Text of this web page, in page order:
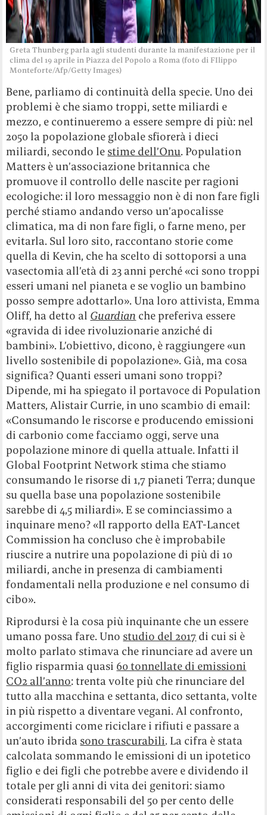
Greta Thunberg parla agli studenti durante la manifestazione per il
clima del 19 aprile in Piazza del Popolo a Roma (foto di FIlippo
Monteforte/Afp/Getty Images)
Bene, parliamo di continuità della specie. Uno dei
problemi è che siamo troppi, sette miliardi e
mezzo, e continueremo a essere sempre di più: nel
2050 la popolazione globale sfiorerà i dieci
miliardi, secondo le stime dell’Onu. Population
Matters è un’associazione britannica che
promuove il controllo delle nascite per ragioni
ecologiche: il loro messaggio non è di non fare figli
perché stiamo andando verso un’apocalisse
climatica, ma di non fare figli, o farne meno, per
evitarla. Sul loro sito, raccontano storie come
quella di Kevin, che ha scelto di sottoporsi a una
vasectomia all’età di 23 anni perché «ci sono troppi
esseri umani nel pianeta e se voglio un bambino
posso sempre adottarlo». Una loro attivista, Emma
Oliff, ha detto al Guardian che preferiva essere
«gravida di idee rivoluzionarie anziché di
bambini». L’obiettivo, dicono, è raggiungere «un
livello sostenibile di popolazione». Già, ma cosa
significa? Quanti esseri umani sono troppi?
Dipende, mi ha spiegato il portavoce di Population
Matters, Alistair Currie, in uno scambio di email:
«Consumando le riscorse e producendo emissioni
di carbonio come facciamo oggi, serve una
popolazione minore di quella attuale. Infatti il
Global Footprint Network stima che stiamo
consumando le risorse di 1,7 pianeti Terra; dunque
su quella base una popolazione sostenibile
sarebbe di 4,5 miliardi». E se cominciassimo a
inquinare meno? «Il rapporto della EAT-Lancet
Commission ha concluso che è improbabile
riuscire a nutrire una popolazione di più di 10
miliardi, anche in presenza di cambiamenti
fondamentali nella produzione e nel consumo di
cibo».
Riprodursi è la cosa più inquinante che un essere
umano possa fare. Uno studio del 2017 di cui si è
molto parlato stimava che rinunciare ad avere un
figlio risparmia quasi 60 tonnellate di emissioni
CO2 all’anno: trenta volte più che rinunciare del
tutto alla macchina e settanta, dico settanta, volte
in più rispetto a diventare vegani. Al confronto,
accorgimenti come riciclare i rifiuti e passare a
un’auto ibrida sono trascurabili. La cifra è stata
calcolata sommando le emissioni di un ipotetico
figlio e dei figli che potrebbe avere e dividendo il
totale per gli anni di vita dei genitori: siamo
considerati responsabili del 50 per cento delle